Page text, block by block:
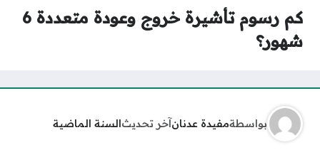
كم رسوم تأشيرة خروج وعودة متعددة 6
شهور؟
بواسطةمفيدة عدنانآخر تحديثالسنة الماضية